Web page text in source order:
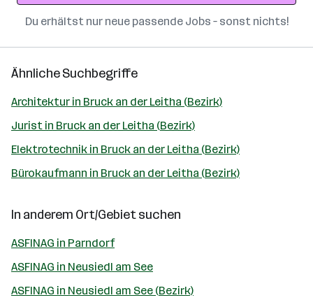
Du erhältst nur neue passende Jobs – sonst nichts!
Ähnliche Suchbegriffe
Architektur in Bruck an der Leitha (Bezirk)
Jurist in Bruck an der Leitha (Bezirk)
Elektrotechnik in Bruck an der Leitha (Bezirk)
Bürokaufmann in Bruck an der Leitha (Bezirk)
In anderem Ort/Gebiet suchen
ASFINAG in Parndorf
ASFINAG in Neusiedl am See
ASFINAG in Neusiedl am See (Bezirk)